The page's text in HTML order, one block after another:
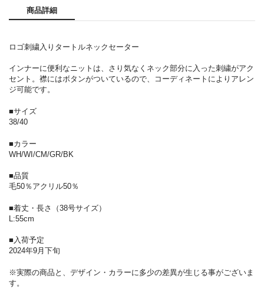
商品詳細
ロゴ刺繍入りタートルネックセーター
インナーに便利なニットは、さり気なくネック部分に入った刺繍がアク
セント。襟にはボタンがついているので、コーディネートによりアレン
ジ可能です。
■サイズ
38/40
■カラー
WH/WI/CM/GR/BK
■品質
毛50％アクリル50％
■着丈・長さ（38号サイズ）
L:55cm
■入荷予定
2024年9月下旬
※実際の商品と、デザイン・カラーに多少の差異が生じる事がございま
す。